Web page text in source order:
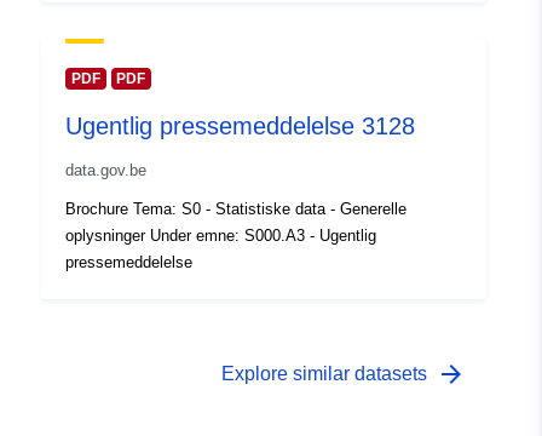
der:
dækning:
- 31 December 2006
PDF PDF
Ugentlig pressemeddelelse 3128
data.gov.be
Brochure Tema: S0 - Statistiske data - Generelle
oplysninger Under emne: S000.A3 - Ugentlig
pressemeddelelse
Explore similar datasets arrow_forward